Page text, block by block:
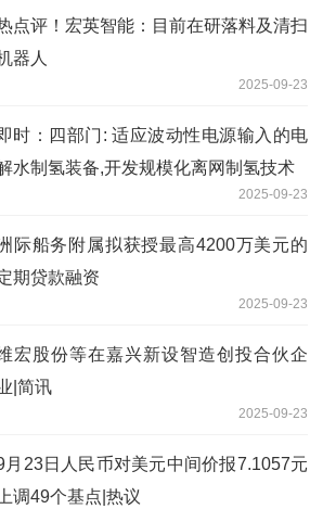
点评！宏英智能：目前在研落料及清扫
器人
2025-09-23
时：四部门: 适应波动性电源输入的电
水制氢装备,开发规模化离网制氢技术
2025-09-23
际船务附属拟获授最高4200万美元的
期贷款融资
2025-09-23
宏股份等在嘉兴新设智造创投合伙企
|简讯
2025-09-23
月23日人民币对美元中间价报7.1057元
上调49个基点|热议